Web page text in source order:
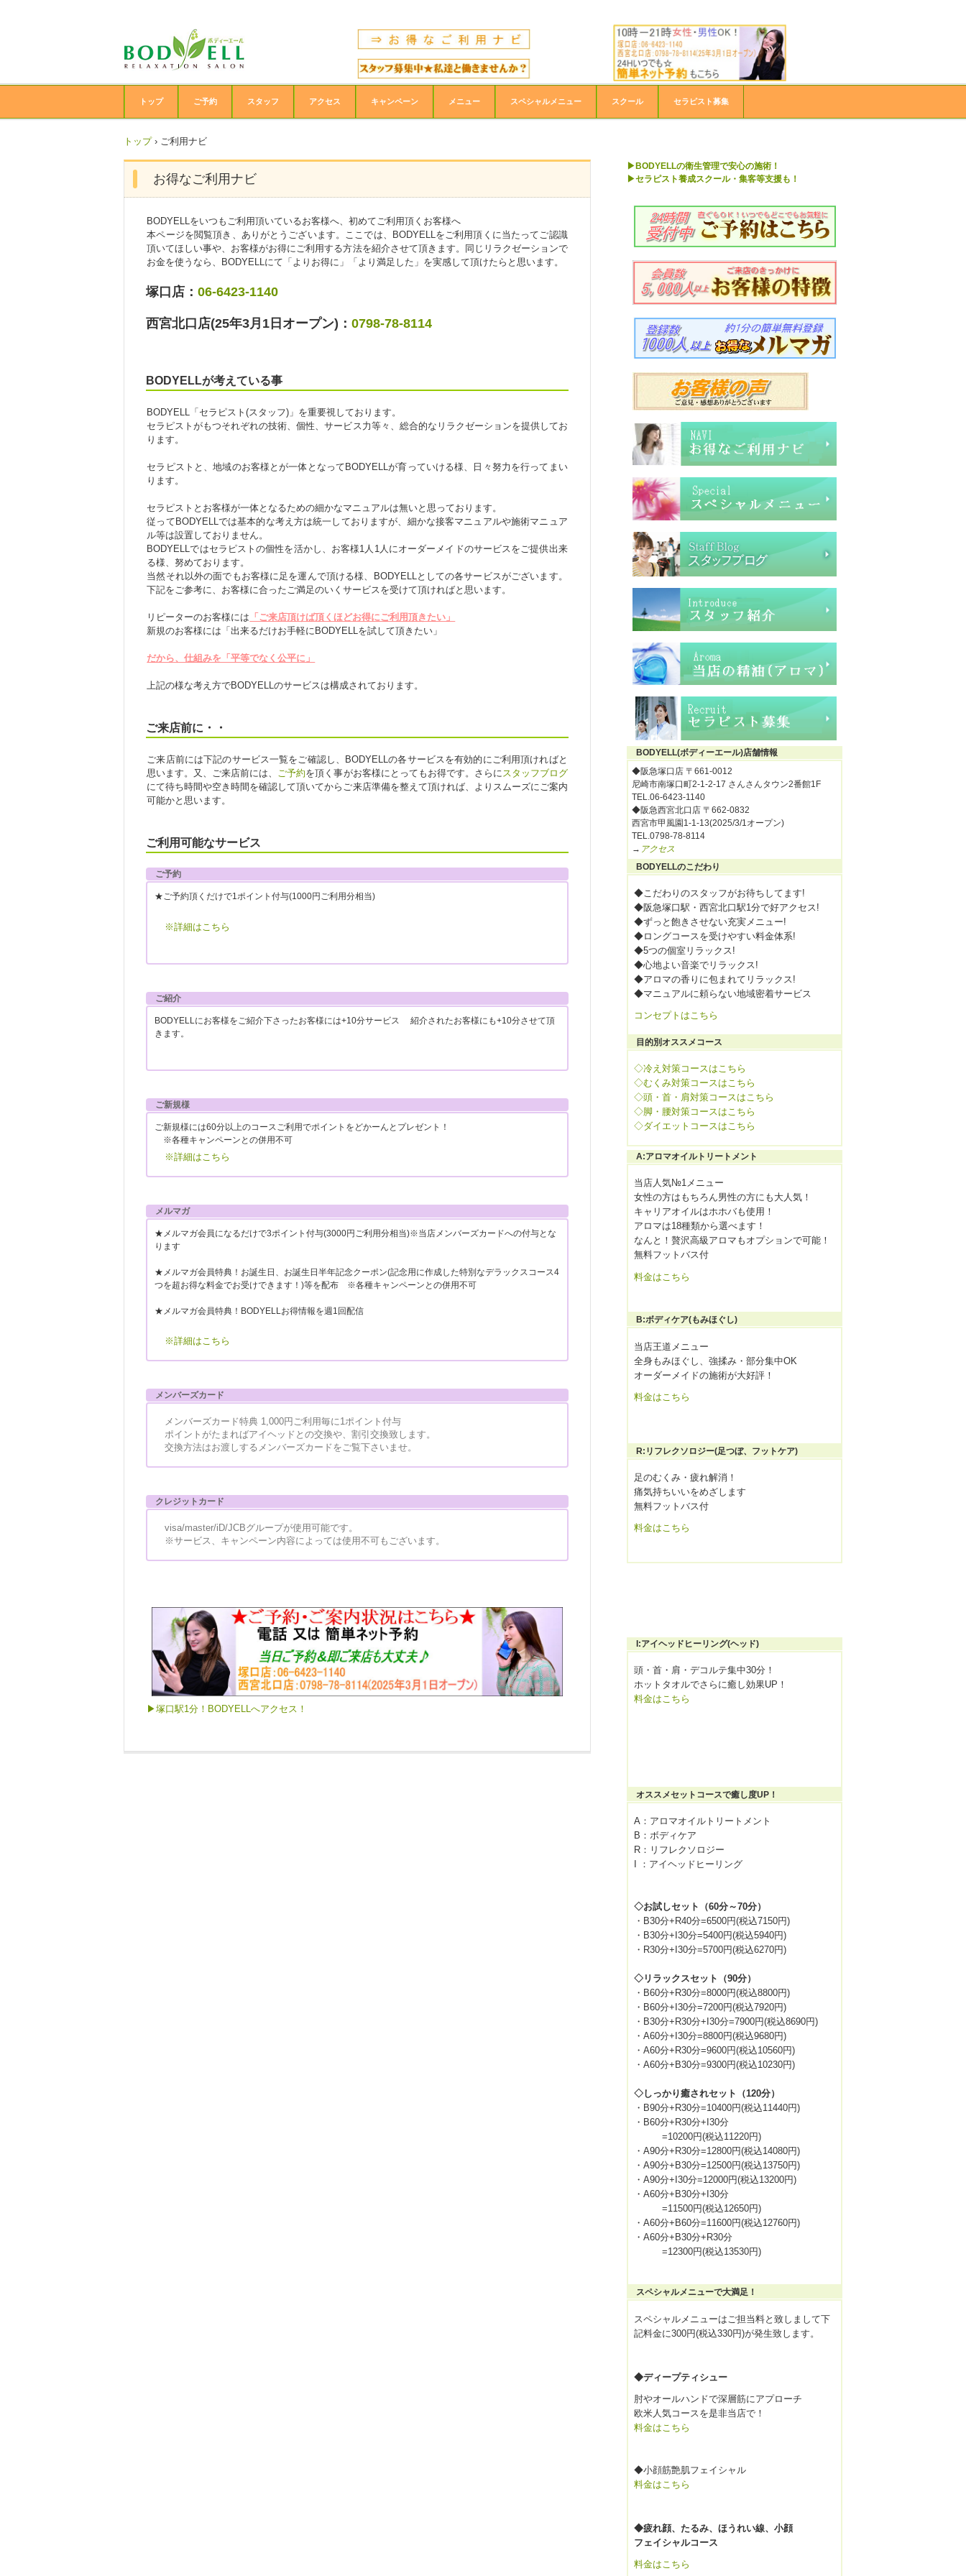
トップ ご予約 スタッフ アクセス キャンペーン メニュー スペシャルメニュー スクール セラピスト募集
トップ › ご利用ナビ
お得なご利用ナビ
BODYELLをいつもご利用頂いているお客様へ、初めてご利用頂くお客様へ
本ページを閲覧頂き、ありがとうございます。ここでは、BODYELLをご利用頂くに当たってご認識
頂いてほしい事や、お客様がお得にご利用する方法を紹介させて頂きます。同じリラクゼーションで
お金を使うなら、BODYELLにて「よりお得に」「より満足した」を実感して頂けたらと思います。
塚口店： 06-6423-1140
西宮北口店(25年3月1日オープン)： 0798-78-8114
BODYELLが考えている事
BODYELL「セラピスト(スタッフ)」を重要視しております。
セラピストがもつそれぞれの技術、個性、サービス力等々、総合的なリラクゼーションを提供してお
ります。
セラピストと、地域のお客様とが一体となってBODYELLが育っていける様、日々努力を行ってまい
ります。
セラピストとお客様が一体となるための細かなマニュアルは無いと思っております。
従ってBODYELLでは基本的な考え方は統一しておりますが、細かな接客マニュアルや施術マニュア
ル等は設置しておりません。
BODYELLではセラピストの個性を活かし、お客様1人1人にオーダーメイドのサービスをご提供出来
る様、努めております。
当然それ以外の面でもお客様に足を運んで頂ける様、BODYELLとしての各サービスがございます。
下記をご参考に、お客様に合ったご満足のいくサービスを受けて頂ければと思います。
リピーターのお客様には 「ご来店頂けば頂くほどお得にご利用頂きたい」
新規のお客様には「出来るだけお手軽にBODYELLを試して頂きたい」
だから、仕組みを「平等でなく公平に」
上記の様な考え方でBODYELLのサービスは構成されております。
ご来店前に・・
ご来店前には下記のサービス一覧をご確認し、BODYELLの各サービスを有効的にご利用頂ければと
思います。又、ご来店前には、 ご予約を頂く事がお客様にとってもお得です。さらにスタッフブログ
にて待ち時間や空き時間を確認して頂いてからご来店準備を整えて頂ければ、よりスムーズにご案内
可能かと思います。
ご利用可能なサービス
ご予約
★ご予約頂くだけで1ポイント付与(1000円ご利用分相当)
※詳細はこちら
ご紹介
BODYELLにお客様をご紹介下さったお客様には+10分サービス 紹介されたお客様にも+10分させて頂
きます。
ご新規様
ご新規様には60分以上のコースご利用でポイントをどかーんとプレゼント！
※各種キャンペーンとの併用不可
※詳細はこちら
メルマガ
★メルマガ会員になるだけで3ポイント付与(3000円ご利用分相当)※当店メンバーズカードへの付与とな
ります
★メルマガ会員特典！お誕生日、お誕生日半年記念クーポン(記念用に作成した特別なデラックスコース4
つを超お得な料金でお受けできます！)等を配布 ※各種キャンペーンとの併用不可
★メルマガ会員特典！BODYELLお得情報を週1回配信
※詳細はこちら
メンバーズカード
メンバーズカード特典 1,000円ご利用毎に1ポイント付与
ポイントがたまればアイヘッドとの交換や、割引交換致します。
交換方法はお渡しするメンバーズカードをご覧下さいませ。
クレジットカード
visa/master/iD/JCBグループが使用可能です。
※サービス、キャンペーン内容によっては使用不可もございます。
▶塚口駅1分！BODYELLへアクセス！
▶BODYELLの衛生管理で安心の施術！
▶セラピスト養成スクール・集客等支援も！
BODYELL(ボディーエール)店舗情報
◆阪急塚口店 〒661-0012
尼崎市南塚口町2-1-2-17 さんさんタウン2番館1F
TEL.06-6423-1140
◆阪急西宮北口店 〒662-0832
西宮市甲風園1-1-13(2025/3/1オープン)
TEL.0798-78-8114
→ アクセス
BODYELLのこだわり
◆こだわりのスタッフがお待ちしてます!
◆阪急塚口駅・西宮北口駅1分で好アクセス!
◆ずっと飽きさせない充実メニュー!
◆ロングコースを受けやすい料金体系!
◆5つの個室リラックス!
◆心地よい音楽でリラックス!
◆アロマの香りに包まれてリラックス!
◆マニュアルに頼らない地域密着サービス
コンセプトはこちら
目的別オススメコース
◇冷え対策コースはこちら
◇むくみ対策コースはこちら
◇頭・首・肩対策コースはこちら
◇脚・腰対策コースはこちら
◇ダイエットコースはこちら
A:アロマオイルトリートメント
当店人気№1メニュー
女性の方はもちろん男性の方にも大人気！
キャリアオイルはホホバも使用！
アロマは18種類から選べます！
なんと！贅沢高級アロマもオプションで可能！
無料フットバス付
料金はこちら
B:ボディケア(もみほぐし)
当店王道メニュー
全身もみほぐし、強揉み・部分集中OK
オーダーメイドの施術が大好評！
料金はこちら
R:リフレクソロジー(足つぼ、フットケア)
足のむくみ・疲れ解消！
痛気持ちいいをめざします
無料フットバス付
料金はこちら
I:アイヘッドヒーリング(ヘッド)
頭・首・肩・デコルテ集中30分！
ホットタオルでさらに癒し効果UP！
料金はこちら
オススメセットコースで癒し度UP！
A：アロマオイルトリートメント
B：ボディケア
R：リフレクソロジー
I ：アイヘッドヒーリング
◇お試しセット（60分～70分）
・B30分+R40分=6500円(税込7150円)
・B30分+I30分=5400円(税込5940円)
・R30分+I30分=5700円(税込6270円)
◇リラックスセット（90分）
・B60分+R30分=8000円(税込8800円)
・B60分+I30分=7200円(税込7920円)
・B30分+R30分+I30分=7900円(税込8690円)
・A60分+I30分=8800円(税込9680円)
・A60分+R30分=9600円(税込10560円)
・A60分+B30分=9300円(税込10230円)
◇しっかり癒されセット（120分）
・B90分+R30分=10400円(税込11440円)
・B60分+R30分+I30分
=10200円(税込11220円)
・A90分+R30分=12800円(税込14080円)
・A90分+B30分=12500円(税込13750円)
・A90分+I30分=12000円(税込13200円)
・A60分+B30分+I30分
=11500円(税込12650円)
・A60分+B60分=11600円(税込12760円)
・A60分+B30分+R30分
=12300円(税込13530円)
スペシャルメニューで大満足！
スペシャルメニューはご担当料と致しまして下
記料金に300円(税込330円)が発生致します。
◆ディープティシュー
肘やオールハンドで深層筋にアプローチ
欧米人気コースを是非当店で！
料金はこちら
◆小顔筋艶肌フェイシャル
料金はこちら
◆疲れ顔、たるみ、ほうれい線、小顔
フェイシャルコース
料金はこちら